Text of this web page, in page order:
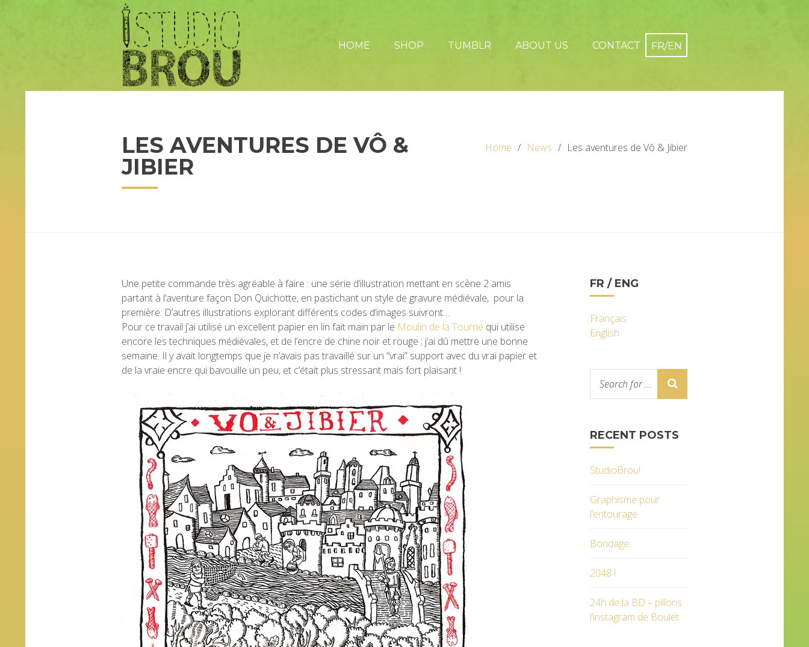
HOME SHOP TUMBLR ABOUT US CONTACT
LES AVENTURES DE VÔ &
JIBIER
Home News Les aventures de Vô & Jibier
Une petite commande très agréable à faire : une série d’illustration mettant en scène 2 amis
partant à l’aventure façon Don Quichotte, en pastichant un style de gravure médiévale, pour la
première. D’autres illustrations explorant différents codes d’images suivront…
Pour ce travail j’ai utilisé un excellent papier en lin fait main par le Moulin de la Tourne qui utilise
encore les techniques médiévales, et de l’encre de chine noir et rouge ; j’ai dû mettre une bonne
semaine. Il y avait longtemps que je n’avais pas travaillé sur un “vrai” support avec du vrai papier et
de la vraie encre qui bavouille un peu, et c’était plus stressant mais fort plaisant !
FR / ENG
Français
English
RECENT POSTS
StudioBrou!
Graphisme pour
l’entourage
Bondage
2048 !
24h de la BD – pillons
l’instagram de Boulet